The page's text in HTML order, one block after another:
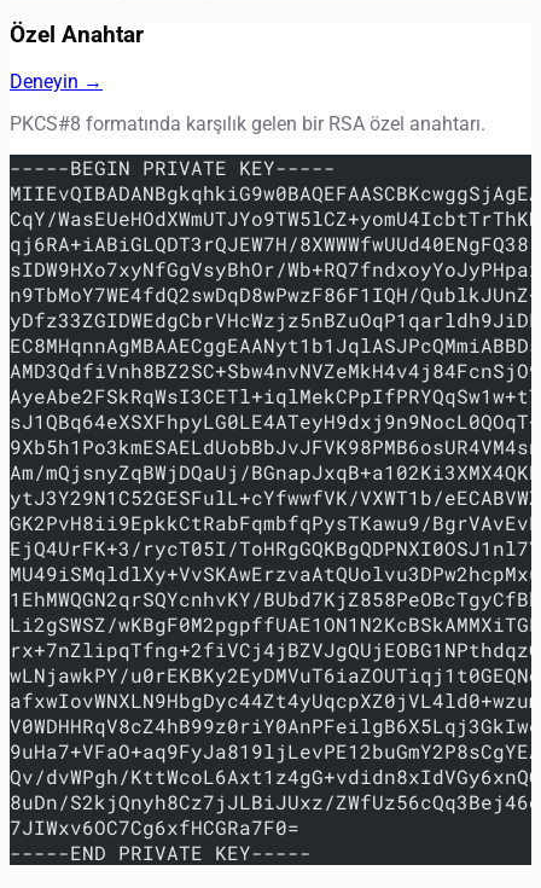
Özel Anahtar
Deneyin →
PKCS#8 formatında karşılık gelen bir RSA özel anahtarı.
-----BEGIN PRIVATE KEY-----
CqY/
qj6RA+iABiGLQDT3rQJEW7H/
sIDW9HXo7xyNfGgVsyBhOr/
n9TbMoY7WE4fdQ2swDqD8wPwzF86F1IQH/
Am/mQjsnyZqBWjDQaUj/
ytJ3Y29N1C52GESFulL+cYfwwfVK/VXWT1b/
GK2PvH8ii9EpkkCtRabFqmbfqPysTKawu9/
EjQ4UrFK+3/rycT05I/
1EhMWQGN2qrSQYcnhvKY/
Li2gSWSZ/
wLNjawkPY/
Qv/dvWPgh/
8uDn/S2kjQnyh8Cz7jJLBiJUxz/
7JIWxv6OC7Cg6xfHCGRa7F0=
-----END PRIVATE KEY-----